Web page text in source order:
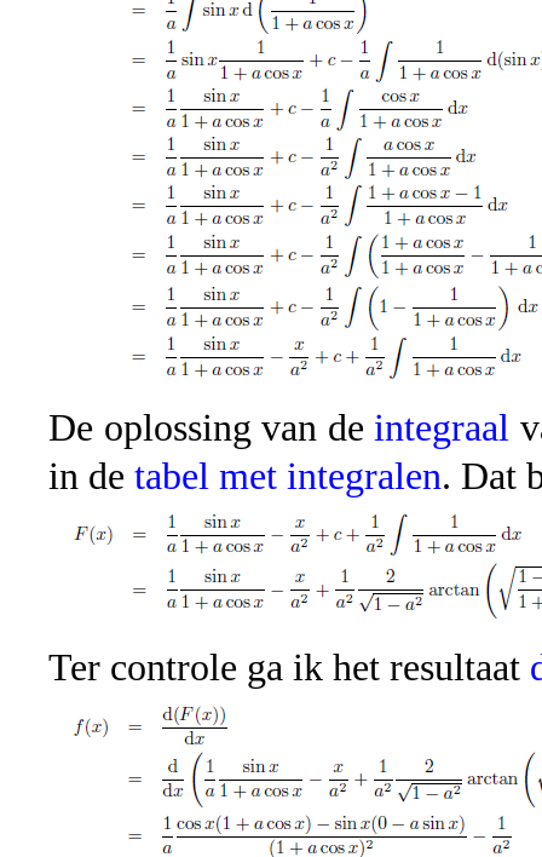
De oplossing van de integraal
in de tabel met integralen. Dat
Ter controle ga ik het resultaat